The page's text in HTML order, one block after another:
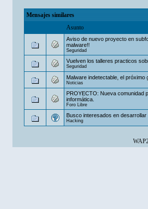
Mensajes similares
Asunto
Aviso de nuevo proyecto en
malware!!
Seguridad
Vuelven los talleres practicos
Seguridad
Malware indetectable, el
Noticias
PROYECTO: Nueva comunidad
informática.
Foro Libre
Busco interesados en
Hacking